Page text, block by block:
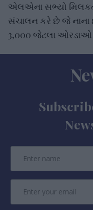
એલએના સભ્યો
સંચાલન કરે છે જે નાના
3,000 જેટલા ઓરડાઓ